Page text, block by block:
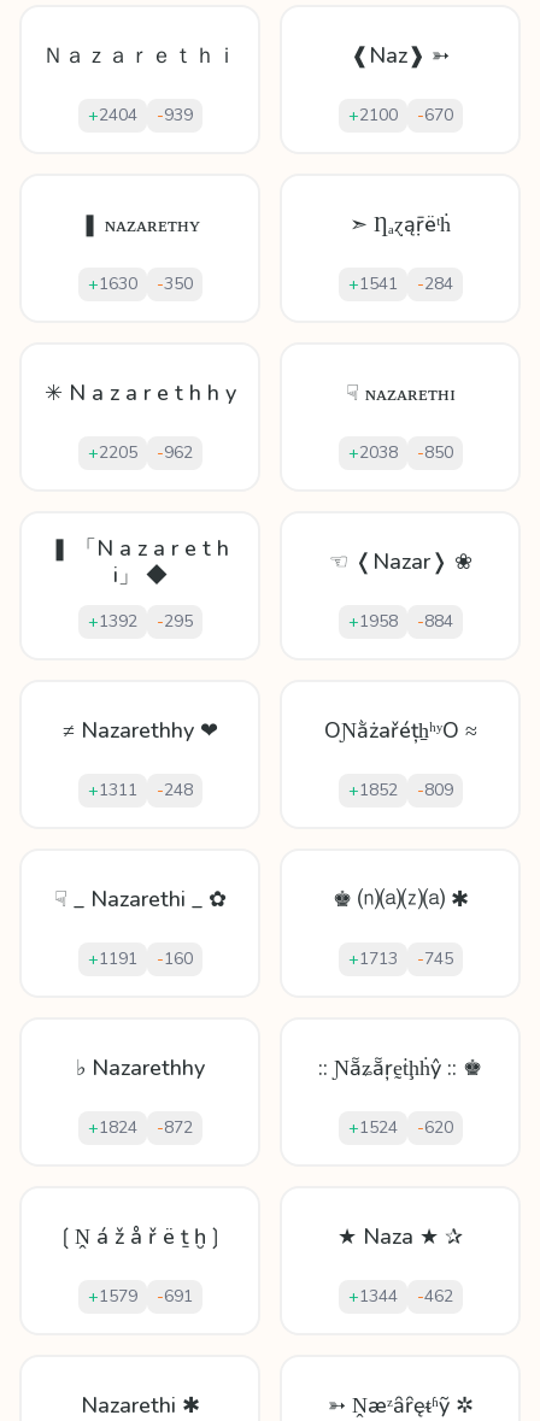
Ｎａｚａｒｅｔｈｉ
+2404 -939
❰Naz❱ ➳
+2100 -670
❚ ɴᴀᴢᴀʀᴇᴛʜʏ
+1630 -350
➣ Ƞₐɀąṝëᵗḣ
+1541 -284
✳ N a z a r e t h h y
+2205 -962
☟ ɴᴀᴢᴀʀᴇᴛʜɪ
+2038 -850
❚ 「N a z a r e t h
i」 ◆
+1392 -295
☜ ❬Nazar❭ ❀
+1958 -884
≠ Nazarethhy ❤
+1311 -248
OƝằżařéțẖʰʸO ≈
+1852 -809
☟ _ Nazarethi _ ✿
+1191 -160
♚ ⒩⒜⒵⒜ ✱
+1713 -745
♭ Nazarethhy
+1824 -872
:: Ɲẵʑẵŗḛṫḩḣŷ :: ♚
+1524 -620
❲Ṋ á ž å ř ë ṯ ḫ❳
+1579 -691
★ Naza ★ ✰
+1344 -462
Nazarethi ✱ ➳ Ṋæᶻȃȓęᵵʱỹ ✲